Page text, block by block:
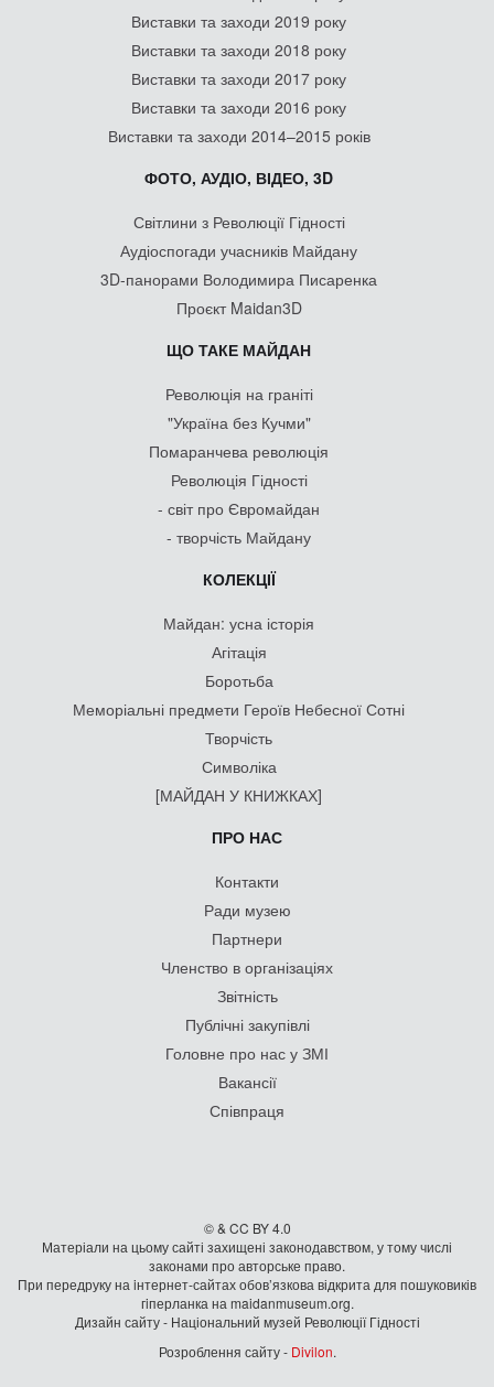
Виставки та заходи 2019 року
Виставки та заходи 2018 року
Виставки та заходи 2017 року
Виставки та заходи 2016 року
Виставки та заходи 2014–2015 років
ФОТО, АУДІО, ВІДЕО, 3D
Світлини з Революції Гідності
Аудіоспогади учасників Майдану
3D-панорами Володимира Писаренка
Проєкт Maidan3D
ЩО ТАКЕ МАЙДАН
Революція на граніті
"Україна без Кучми"
Помаранчева революція
Революція Гідності
- світ про Євромайдан
- творчість Майдану
КОЛЕКЦІЇ
Майдан: усна історія
Агітація
Боротьба
Меморіальні предмети Героїв Небесної Сотні
Творчість
Символіка
[МАЙДАН У КНИЖКАХ]
ПРО НАС
Контакти
Ради музею
Партнери
Членство в організаціях
Звітність
Публічні закупівлі
Головне про нас у ЗМІ
Вакансії
Співпраця
© & CC BY 4.0
Матеріали на цьому сайті захищені законодавством, у тому числі
законами про авторське право.
При передруку на iнтернет-сайтах обов’язкова відкрита для пошуковиків
гiперланка на maidanmuseum.org.
Дизайн сайту - Національний музей Революції Гідності
Розроблення сайту - Divilon.